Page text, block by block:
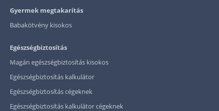
Gyermek megtakarítás
Babakötvény kisokos
Egészségbiztosítás
Magán egészségbiztosítás kisokos
Egészségbiztosítás kalkulátor
Egészségbiztosítás cégeknek
Egészségbiztosítás kalkulátor cégeknek